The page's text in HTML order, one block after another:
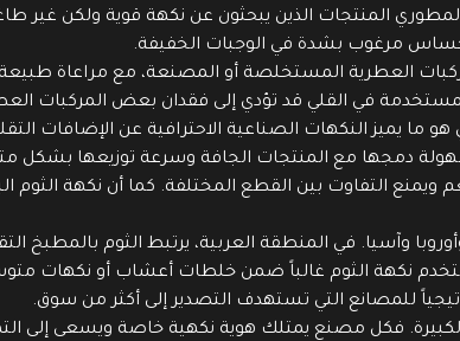
لمطوري المنتجات الذين يبحثون عن نكهة قوية ولكن
مرغوب بشدة في الوجبات الخفيفة.
العطرية المستخلصة أو المصنعة، مع مراعاة
في القلي قد تؤدي إلى فقدان بعض المركبات
ما يميز النكهات الصناعية الاحترافية عن الإضافات
لسهولة دمجها مع المنتجات الجافة وسرعة توزيعها
التفاوت بين القطع المختلفة. كما أن نكهة الثوم
وآسيا. في المنطقة العربية، يرتبط الثوم بالمطبخ
نكهة الثوم غالباً ضمن خلطات أعشاب أو نكهات
للمصانع التي تستهدف التصدير إلى أكثر من سوق.
فكل مصنع يمتلك هوية نكهية خاصة ويسعى إلى